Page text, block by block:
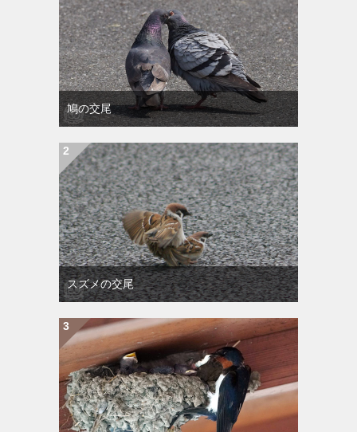
鳩の交尾
スズメの交尾